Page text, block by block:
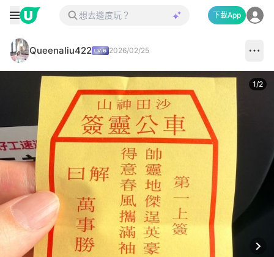
下載App
Queenaliu422 2026/02/25
1/2